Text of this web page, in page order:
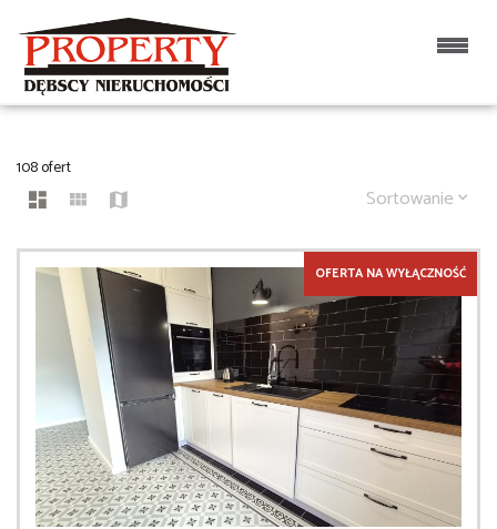
MIESZKANIA NA SPRZEDAŻ
108 ofert
Sortowanie
OFERTA NA WYŁĄCZNOŚĆ